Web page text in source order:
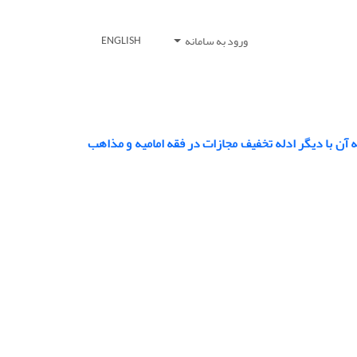
ورود به سامانه ENGLISH
دیگر ادله تخفیف مجازات در فقه امامیه و مذاهب